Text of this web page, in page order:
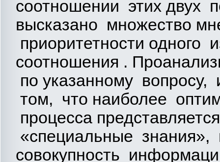
соотношении этих двух
высказано множество
приоритетности одного
соотношения .
по указанному вопросу,
том, что наиболее
процесса
«специальные
совокупность